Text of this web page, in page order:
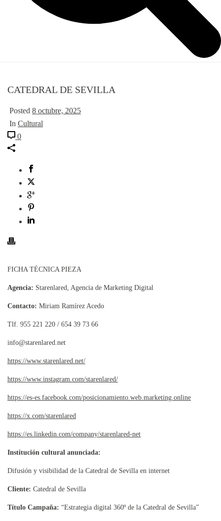
CATEDRAL DE SEVILLA
Posted 8 octubre, 2025
In Cultural
0
FICHA TÉCNICA PIEZA
Agencia: Starenlared, Agencia de Marketing Digital
Contacto: Miriam Ramírez Acedo
Tlf. 955 221 220 / 654 39 73 66
info@starenlared.net
https://www.starenlared.net/
https://www.instagram.com/starenlared/
https://es-es.facebook.com/posicionamiento.web.marketing.online
https://x.com/starenlared
https://es.linkedin.com/company/starenlared-net
Institución cultural anunciada:
Difusión y visibilidad de la Catedral de Sevilla en internet
Cliente: Catedral de Sevilla
Título Campaña: “Estrategia digital 360º de la Catedral de Sevilla”